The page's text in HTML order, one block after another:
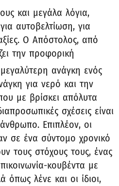
και μεγάλα λόγια,
αυτοβελτίωση, για
Ο Απόστολος, από
την προφορική
μεγαλύτερη ανάγκη ενός
για νερό και την
με βρίσκει απόλυτα
σχέσεις είναι
Επιπλέον, οι
σε ένα σύντομο χρονικό
τους στόχους τους, ένας
κουβέντα με
λένε και οι ίδιοι,